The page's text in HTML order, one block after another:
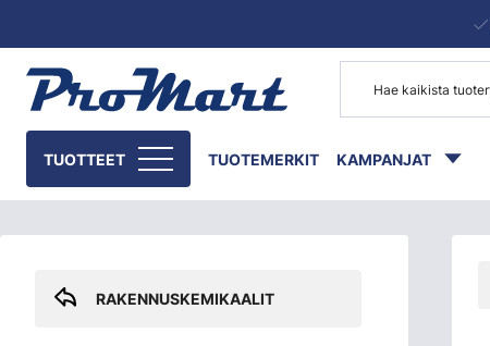
TUOTTEET TUOTEMERKIT KAMPANJAT
RAKENNUSKEMIKAALIT